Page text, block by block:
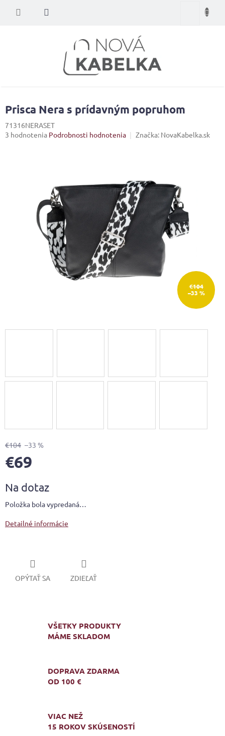
Nákupný
Prisca Nera s prídavným popruhom
71316NERASET
Priemerné
hviezdičiek.
3 hodnotenia Podrobnosti hodnotenia Značka: NovaKabelka.sk
€104
–33 %
€104 –33 %
€69
cena:
Na dotaz
Položka bola vypredaná…
Detailné informácie
OPÝTAŤ SA ZDIEĽAŤ
VŠETKY PRODUKTY
MÁME SKLADOM
DOPRAVA ZDARMA
OD 100 €
VIAC NEŽ
15 ROKOV SKÚSENOSTÍ